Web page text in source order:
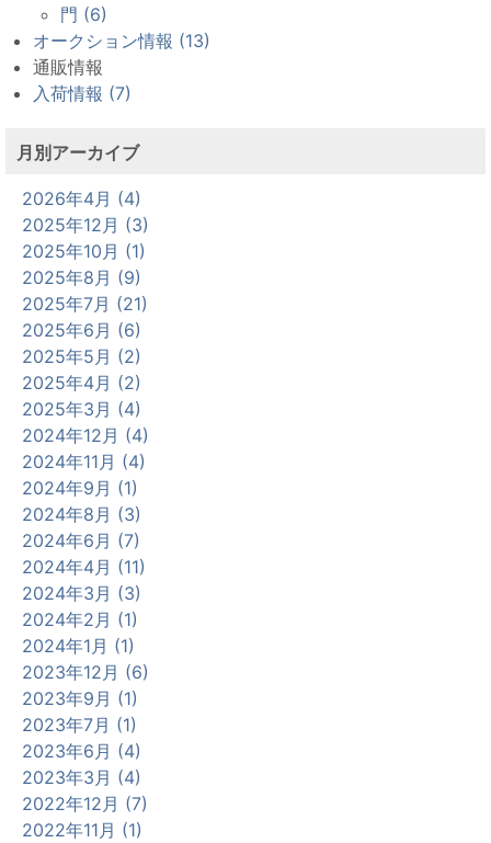
門 (6)
オークション情報 (13)
通販情報
入荷情報 (7)
月別アーカイブ
2026年4月 (4)
2025年12月 (3)
2025年10月 (1)
2025年8月 (9)
2025年7月 (21)
2025年6月 (6)
2025年5月 (2)
2025年4月 (2)
2025年3月 (4)
2024年12月 (4)
2024年11月 (4)
2024年9月 (1)
2024年8月 (3)
2024年6月 (7)
2024年4月 (11)
2024年3月 (3)
2024年2月 (1)
2024年1月 (1)
2023年12月 (6)
2023年9月 (1)
2023年7月 (1)
2023年6月 (4)
2023年3月 (4)
2022年12月 (7)
2022年11月 (1)